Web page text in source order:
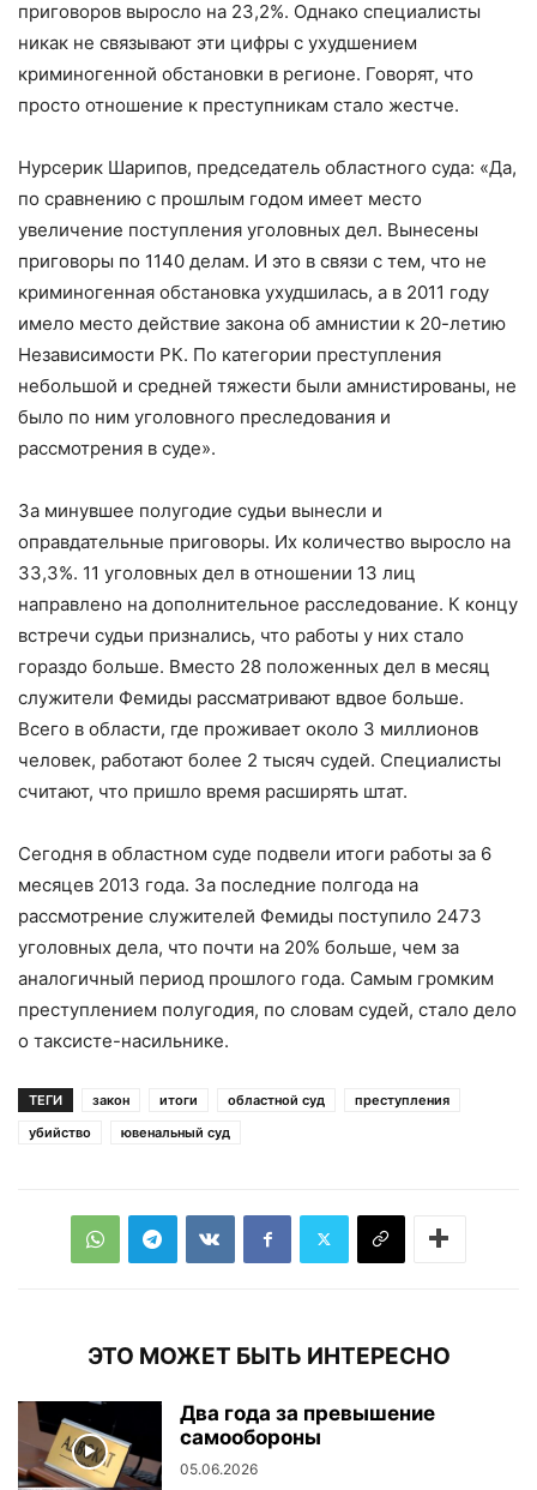
приговоров выросло на 23,2%. Однако специалисты
никак не связывают эти цифры с ухудшением
криминогенной обстановки в регионе. Говорят, что
просто отношение к преступникам стало жестче.
Нурсерик Шарипов, председатель областного суда: «Да,
по сравнению с прошлым годом имеет место
увеличение поступления уголовных дел. Вынесены
приговоры по 1140 делам. И это в связи с тем, что не
криминогенная обстановка ухудшилась, а в 2011 году
имело место действие закона об амнистии к 20-летию
Независимости РК. По категории преступления
небольшой и средней тяжести были амнистированы, не
было по ним уголовного преследования и
рассмотрения в суде».
За минувшее полугодие судьи вынесли и
оправдательные приговоры. Их количество выросло на
33,3%. 11 уголовных дел в отношении 13 лиц
направлено на дополнительное расследование. К концу
встречи судьи признались, что работы у них стало
гораздо больше. Вместо 28 положенных дел в месяц
служители Фемиды рассматривают вдвое больше.
Всего в области, где проживает около 3 миллионов
человек, работают более 2 тысяч судей. Специалисты
считают, что пришло время расширять штат.
Сегодня в областном суде подвели итоги работы за 6
месяцев 2013 года. За последние полгода на
рассмотрение служителей Фемиды поступило 2473
уголовных дела, что почти на 20% больше, чем за
аналогичный период прошлого года. Самым громким
преступлением полугодия, по словам судей, стало дело
о таксисте-насильнике.
ТЕГИ закон итоги областной суд
преступления
убийство
ювенальный суд
ЭТО МОЖЕТ БЫТЬ ИНТЕРЕСНО
Два года за превышение
самообороны
05.06.2026